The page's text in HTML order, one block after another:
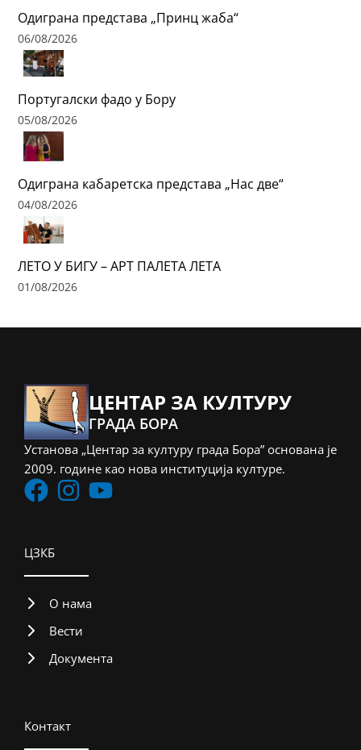
Одиграна представа „Принц жаба“
06/08/2026
Португалски фадо у Бору
05/08/2026
Одиграна кабаретска представа „Нас две“
04/08/2026
ЛЕТО У БИГУ – АРТ ПАЛЕТА ЛЕТА
01/08/2026
ЦЕНТАР ЗА КУЛТУРУ
ГРАДА БОРА
Установа „Центар за културу града Бора” основана је
2009. године као нова институција културе.
ЦЗКБ
О нама
Вести
Документа
Контакт